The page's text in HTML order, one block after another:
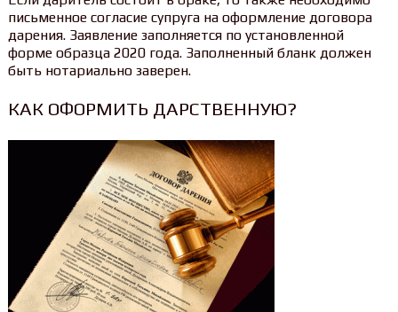
письменное согласие супруга на оформление договора
дарения. Заявление заполняется по установленной
форме образца 2020 года. Заполненный бланк должен
быть нотариально заверен.
КАК ОФОРМИТЬ ДАРСТВЕННУЮ?